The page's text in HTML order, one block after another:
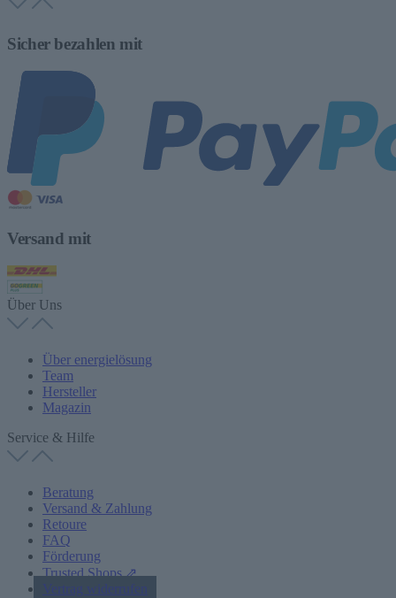
Sicher bezahlen mit
Versand mit
Über Uns
Über energielösung
Team
Hersteller
Magazin
Service & Hilfe
Beratung
Versand & Zahlung
Retoure
FAQ
Förderung
Trusted Shops ⇗
Vertrag widerrufen